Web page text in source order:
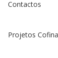
Contactos
Projetos